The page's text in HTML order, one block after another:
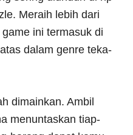
Meraih lebih dari
ini termasuk di
dalam genre teka-
dimainkan. Ambil
menuntaskan tiap-